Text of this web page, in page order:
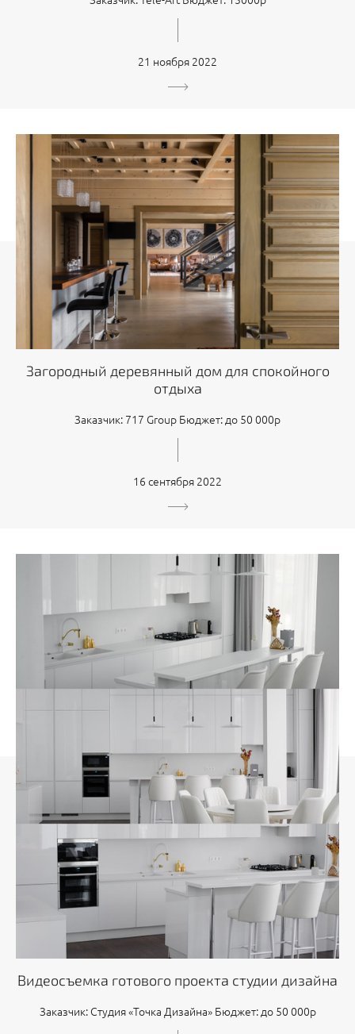
21 ноября 2022
Загородный деревянный дом для спокойного
отдыха
Заказчик: 717 Group Бюджет: до 50 000р
16 сентября 2022
Видеосъемка готового проекта студии дизайна
Заказчик: Студия «Точка Дизайна» Бюджет: до 50 000р